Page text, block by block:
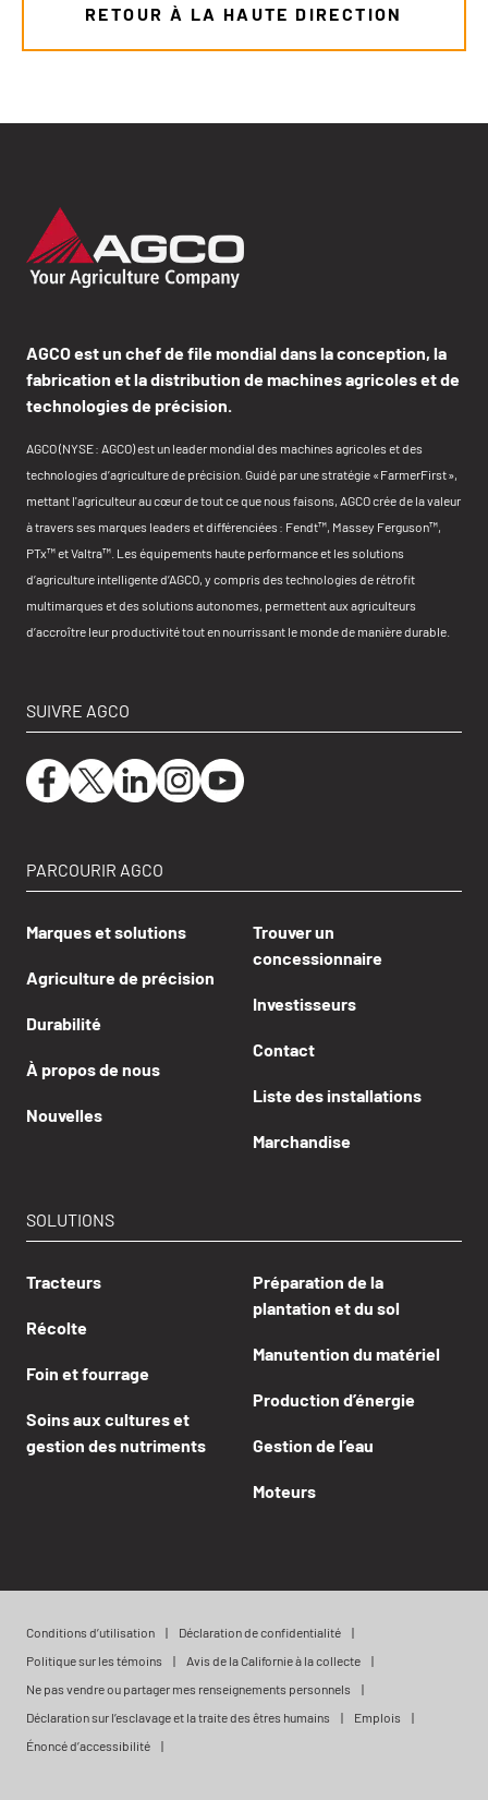
RETOUR À LA HAUTE DIRECTION
AGCO est un chef de file mondial dans la conception, la
fabrication et la distribution de machines agricoles et de
technologies de précision.
AGCO (NYSE : AGCO) est un leader mondial des machines agricoles et des
technologies d’agriculture de précision. Guidé par une stratégie « FarmerFirst »,
mettant l'agriculteur au cœur de tout ce que nous faisons, AGCO crée de la valeur
à travers ses marques leaders et différenciées : Fendt™, Massey Ferguson™,
PTx™ et Valtra™. Les équipements haute performance et les solutions
d’agriculture intelligente d’AGCO, y compris des technologies de rétrofit
multimarques et des solutions autonomes, permettent aux agriculteurs
d’accroître leur productivité tout en nourrissant le monde de manière durable.
SUIVRE AGCO
PARCOURIR AGCO
Marques et solutions
Agriculture de précision
Durabilité
À propos de nous
Nouvelles
Trouver un
concessionnaire
Investisseurs
Contact
Liste des installations
Marchandise
SOLUTIONS
Tracteurs
Récolte
Foin et fourrage
Soins aux cultures et
gestion des nutriments
Préparation de la
plantation et du sol
Manutention du matériel
Production d’énergie
Gestion de l’eau
Moteurs
Conditions d’utilisation
Déclaration de confidentialité
Politique sur les témoins
Avis de la Californie à la collecte
Ne pas vendre ou partager mes renseignements personnels
Déclaration sur l’esclavage et la traite des êtres humains
Emplois
Énoncé d’accessibilité